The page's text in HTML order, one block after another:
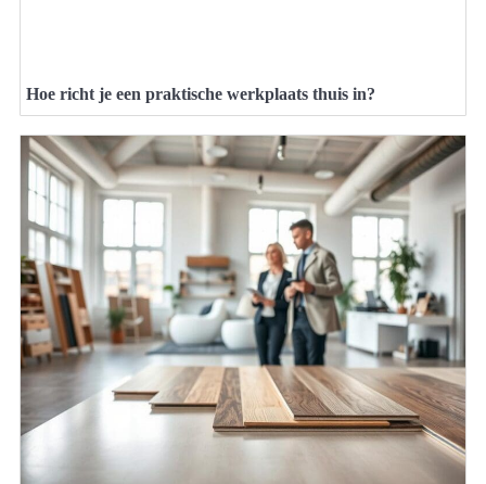
Hoe richt je een praktische werkplaats thuis in?